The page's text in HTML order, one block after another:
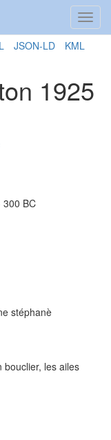
JSON-LD
KML
1925
300 BC
stéphanè
bouclier, les ailes